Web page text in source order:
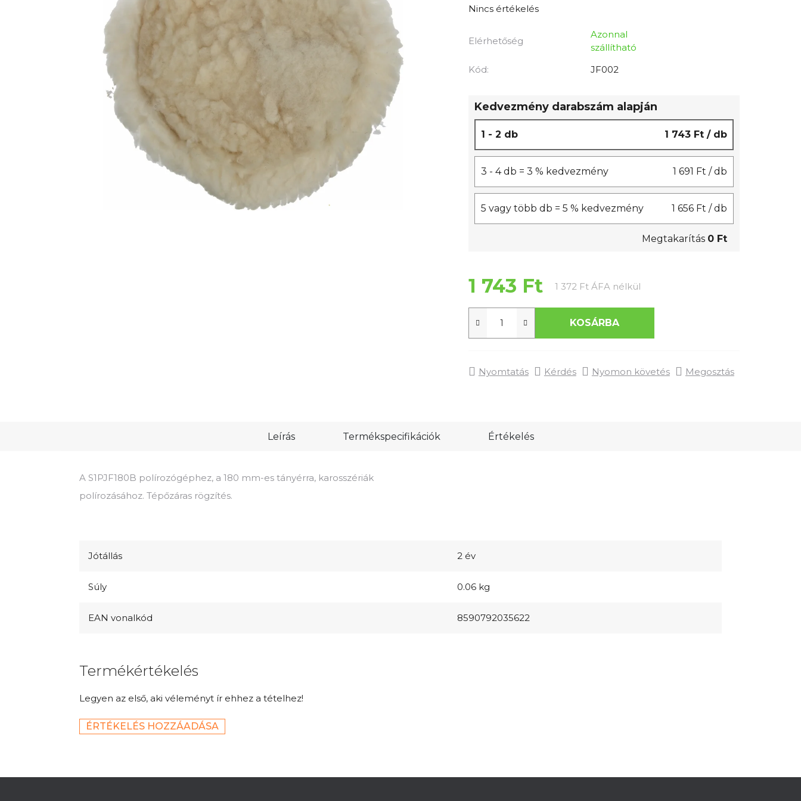
A
átlagos
5-
csillag.
Nincs értékelés
Elérhetőség
Azonnal
szállítható
Kód:
JF002
Kedvezmény darabszám alapján
1 - 2 db 1 743 Ft / db
3 - 4 db = 3 % kedvezmény 1 691 Ft / db
5 vagy több db = 5 % kedvezmény 1 656 Ft / db
Megtakarítás 0 Ft
1 743 Ft 1 372 Ft ÁFA nélkülEgységár:
KOSÁRBA
Nyomtatás Kérdés Nyomon követés Megosztás
Leírás Termékspecifikációk Értékelés
A S1PJF180B polírozógéphez, a 180 mm-es tányérra, karosszériák
polírozásához. Tépőzáras rögzítés.
Jótállás 2 év
Súly 0.06 kg
EAN vonalkód 8590792035622
Termékértékelés
Legyen az első, aki véleményt ír ehhez a tételhez!
ÉRTÉKELÉS HOZZÁADÁSA